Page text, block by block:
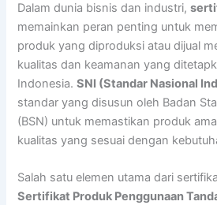
Dalam dunia bisnis dan industri,
memainkan peran penting untuk
produk yang diproduksi atau dijual
kualitas dan keamanan yang
Indonesia.SNI (Standar Nasional
standar yang disusun oleh Badan
(BSN) untuk memastikan produk
kualitas yang sesuai dengan
Salah satu elemen utama dari
Sertifikat Produk Penggunaan